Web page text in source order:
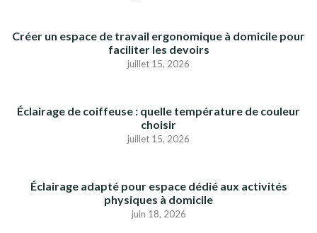
Créer un espace de travail ergonomique à domicile pour
faciliter les devoirs
juillet 15, 2026
Éclairage de coiffeuse : quelle température de couleur
choisir
juillet 15, 2026
Éclairage adapté pour espace dédié aux activités
physiques à domicile
juin 18, 2026